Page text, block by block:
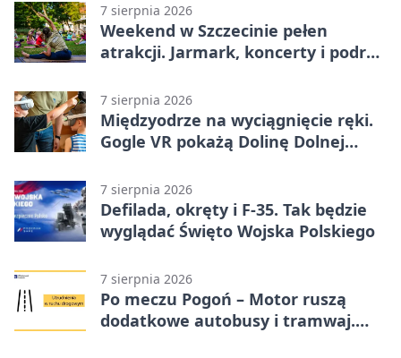
7 sierpnia 2026
Weekend w Szczecinie pełen
atrakcji. Jarmark, koncerty i podróż
7 sierpnia 2026
Międzyodrze na wyciągnięcie ręki.
Gogle VR pokażą Dolinę Dolnej
7 sierpnia 2026
Defilada, okręty i F-35. Tak będzie
wyglądać Święto Wojska Polskiego
7 sierpnia 2026
Po meczu Pogoń – Motor ruszą
dodatkowe autobusy i tramwaj.